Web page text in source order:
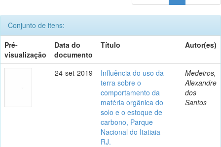
Conjunto de itens:
Pré-
visualização
Data do
documento
Título Autor(es)
24-set-2019
Influência do uso da
terra sobre o
comportamento da
matéria orgânica do
solo e o estoque de
carbono, Parque
Nacional do Itatiaia –
RJ.
Medeiros,
Alexandre
dos
Santos